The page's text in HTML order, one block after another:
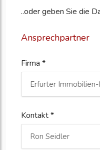
..oder geben Sie die
Ansprechpartner
Firma *
Kontakt *